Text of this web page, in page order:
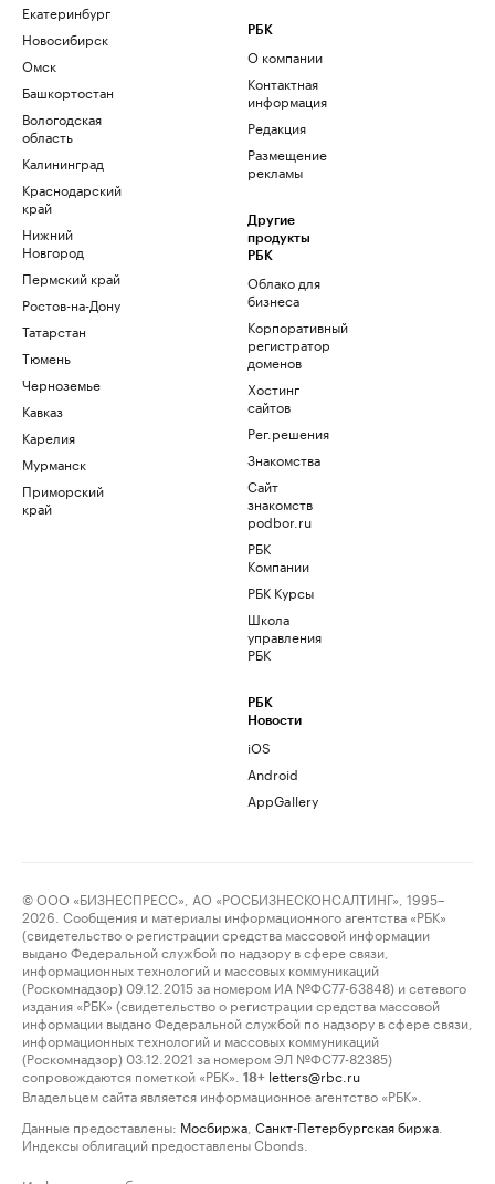
Екатеринбург
Новосибирск
Омск
Башкортостан
Вологодская
область
Калининград
Краснодарский
край
Нижний
Новгород
Пермский край
Ростов-на-Дону
Татарстан
Тюмень
Черноземье
Кавказ
Карелия
Мурманск
Приморский
край
РБК
О компании
Контактная
информация
Редакция
Размещение
рекламы
Другие
продукты
РБК
Облако для
бизнеса
Корпоративный
регистратор
доменов
Хостинг
сайтов
Рег.решения
Знакомства
Сайт
знакомств
podbor.ru
РБК
Компании
РБК Курсы
Школа
управления
РБК
РБК
Новости
iOS
Android
AppGallery
© ООО «БИЗНЕСПРЕСС», АО «РОСБИЗНЕСКОНСАЛТИНГ», 1995–
2026. Сообщения и материалы информационного агентства «РБК»
(свидетельство о регистрации средства массовой информации
выдано Федеральной службой по надзору в сфере связи,
информационных технологий и массовых коммуникаций
(Роскомнадзор) 09.12.2015 за номером ИА №ФС77-63848) и сетевого
издания «РБК» (свидетельство о регистрации средства массовой
информации выдано Федеральной службой по надзору в сфере связи,
информационных технологий и массовых коммуникаций
(Роскомнадзор) 03.12.2021 за номером ЭЛ №ФС77-82385)
сопровождаются пометкой «РБК».
18+ letters@rbc.ru
Владельцем сайта является информационное агентство «РБК».
Данные предоставлены: Мосбиржа Санкт-Петербургская биржа
Индексы облигаций предоставлены Cbonds.